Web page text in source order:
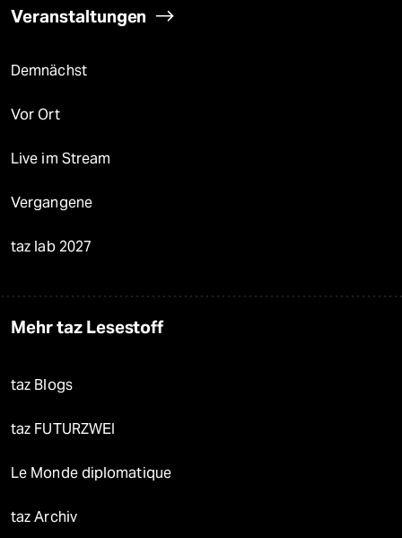
Veranstaltungen
Demnächst
Vor Ort
Live im Stream
Vergangene
taz lab 2027
Mehr taz Lesestoff
taz Blogs
taz FUTURZWEI
Le Monde diplomatique
taz Archiv